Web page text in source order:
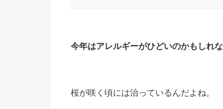
今年はアレルギーがひどいのかもしれな
桜が咲く頃には治っているんだよね。